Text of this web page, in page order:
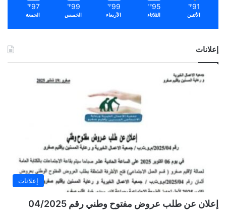
91
℉
الأثنين
95
℉
الثلاثاء
99
℉
الأربعاء
99
℉
الخميس
97
℉
الجمعة
إعلانات
إعلانات
إعلان عن طلب عروض مفتوح وطني رقم 04/2025